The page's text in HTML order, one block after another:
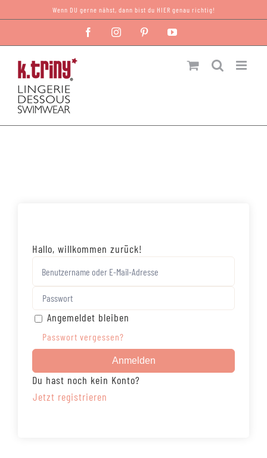
Inhalt
Wenn DU gerne nähst, dann bist du HIER genau richtig!
FacebookInstagramPinterest
Hallo, willkommen zurück!
Angemeldet bleiben
Passwort vergessen?
Anmelden
Du hast noch kein Konto?
Jetzt registrieren